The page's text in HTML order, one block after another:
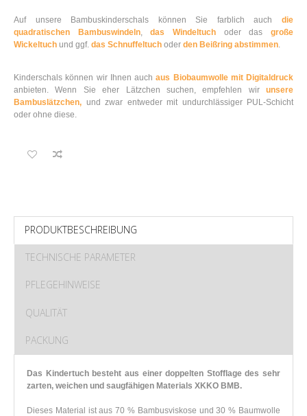
Auf unsere Bambuskinderschals können Sie farblich auch die
quadratischen Bambuswindeln,das Windeltuch oder dasgroße
Wickeltuch und ggf. das Schnuffeltuch oder den Beißring abstimmen.
Kinderschals können wir Ihnen auchaus Biobaumwolle mit Digitaldruck
anbieten. Wenn Sie eher Lätzchen suchen, empfehlen wir unsere
Bambuslätzchen, und zwar entweder mit undurchlässiger PUL-Schicht
oder ohne diese.
PRODUKTBESCHREIBUNG
TECHNISCHE PARAMETER
PFLEGEHINWEISE
QUALITÄT
PACKUNG
Das Kindertuch besteht aus einer doppelten Stofflage des sehr
zarten, weichen und saugfähigen Materials XKKO BMB.
Dieses Material ist aus 70 % Bambusviskose und 30 % Baumwolle